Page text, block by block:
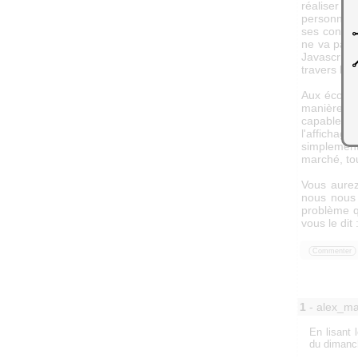
réaliser
personne
ses
ne va pas
Javascript
travers le
Aux
manière
capable
marché,
Vous
nous
problème
vous le dit
Commenter
1 -
En lisant
du